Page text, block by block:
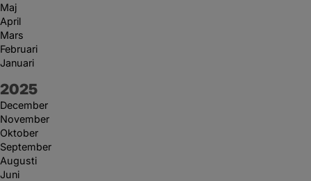
Maj
April
Mars
Februari
Januari
År:
2025
December
November
Oktober
September
Augusti
Juni